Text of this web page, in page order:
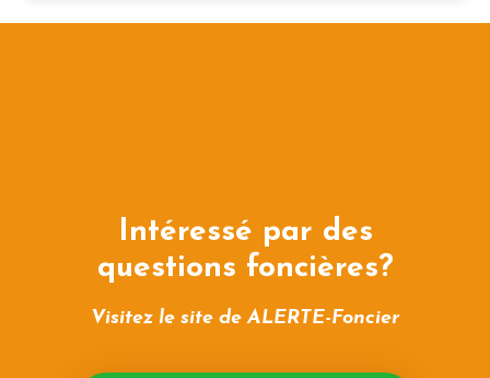
Intéressé par des
questions foncières?
Visitez le site de ALERTE-Foncier